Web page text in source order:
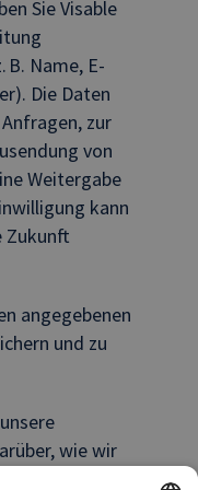
Sie Visable
B. Name, E-
Die Daten
zur
von
Weitergabe
kann
Zukunft
angegebenen
und zu
wie wir